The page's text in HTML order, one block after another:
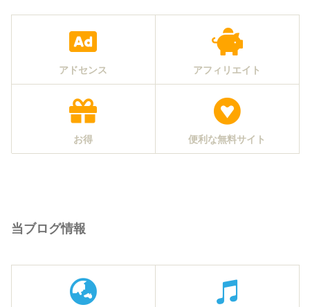
アドセンス アフィリエイト
お得 便利な無料サイト
当ブログ情報